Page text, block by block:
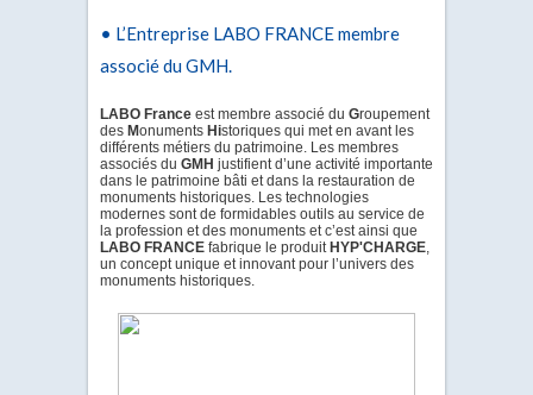
• L’Entreprise LABO FRANCE membre
associé du GMH.
LABO France est membre associé du Groupement
des Monuments Historiques qui met en avant les
différents métiers du patrimoine. Les membres
associés du GMH justifient d’une activité importante
dans le patrimoine bâti et dans la restauration de
monuments historiques. Les technologies
modernes sont de formidables outils au service de
la profession et des monuments et c’est ainsi que
LABO FRANCE fabrique le produit HYP'CHARGE,
un concept unique et innovant pour l’univers des
monuments historiques.